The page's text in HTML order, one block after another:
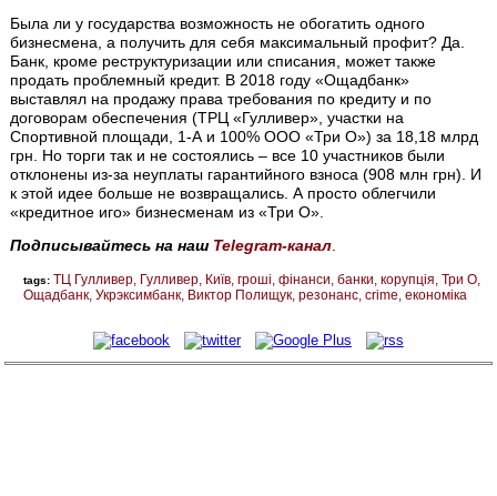
Была ли у государства возможность не обогатить одного
бизнесмена, а получить для себя максимальный профит? Да.
Банк, кроме реструктуризации или списания, может также
продать проблемный кредит. В 2018 году «Ощадбанк»
выставлял на продажу права требования по кредиту и по
договорам обеспечения (ТРЦ «Гулливер», участки на
Спортивной площади, 1-А и 100% ООО «Три О») за 18,18 млрд
грн. Но торги так и не состоялись – все 10 участников были
отклонены из-за неуплаты гарантийного взноса (908 млн грн). И
к этой идее больше не возвращались. А просто облегчили
«кредитное иго» бизнесменам из «Три О».
Подписывайтесь на наш Telegram-канал
tags: ТЦ Гулливер Гулливер Київ гроші фінанси банки корупція Три О
Ощадбанк Укрэксимбанк Виктор Полищук резонанс crime економіка